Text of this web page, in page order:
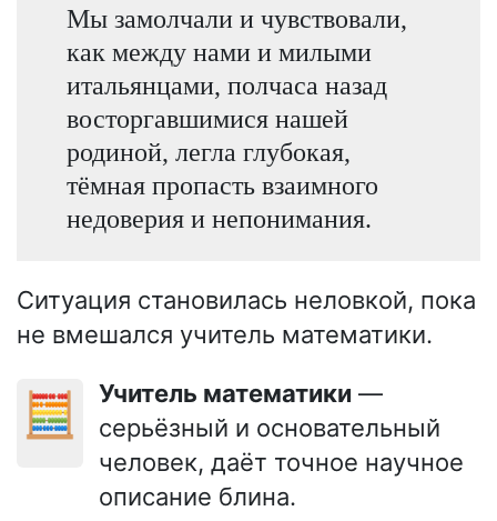
Мы замолчали и чувствовали,
как между нами и милыми
итальянцами, полчаса назад
восторгавшимися нашей
родиной, легла глубокая,
тёмная пропасть взаимного
недоверия и непонимания.
Ситуация становилась неловкой, пока
не вмешался учитель математики.
🧮 Учитель математики —
серьёзный и основательный
человек, даёт точное научное
описание блина.